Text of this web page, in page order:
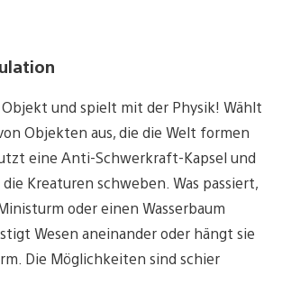
und spielt mit der Physik! Wählt
Objekten aus, die die Welt formen
eine Anti-Schwerkraft-Kapsel und
Kreaturen schweben. Was passiert,
oder einen Wasserbaum
Wesen aneinander oder hängt sie
Die Möglichkeiten sind schier